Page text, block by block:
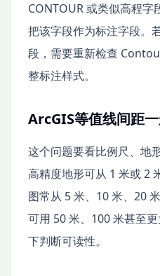
CONTOUR 或类似高程字
把该字段作为标注字段。
段，需要重新检查
整标注样式。
ArcGIS等值线间距
这个问题要看比例尺、地
高精度地形可从 1 米或 2
图常从 5 米、10 米、20
可用 50 米、100 米甚至
下判断可读性。